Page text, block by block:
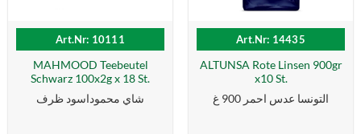
Art.Nr: 10111
MAHMOOD Teebeutel
Schwarz 100x2g x 18 St.
شاي محموداسود ظرف
Art.Nr: 14435
ALTUNSA Rote Linsen 900gr
x10 St.
التونسا عدس احمر 900 غ